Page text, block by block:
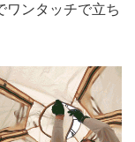
ワンタッチで立ち